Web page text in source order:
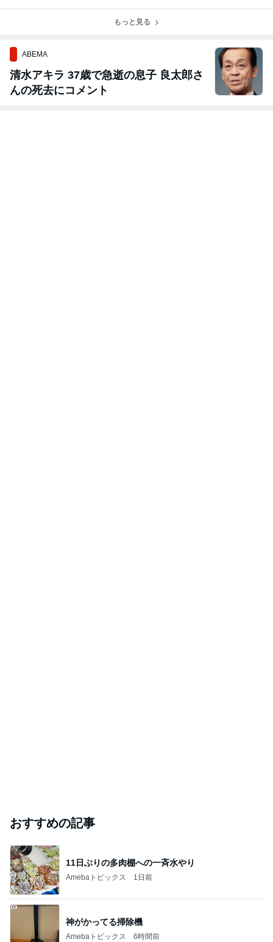
もっと見る
ABEMA
清水アキラ 37歳で急逝の息子 良太郎さ
んの死去にコメント
おすすめの記事
11日ぶりの多肉棚への一斉水やり
Amebaトピックス 1日前
神がかってる掃除機
Amebaトピックス 6時間前